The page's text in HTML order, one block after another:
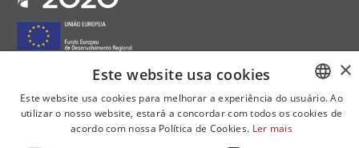
Siga-nos nas redes sociais: PORTUGUESE
×
Este website usa cookies
Este website usa cookies para melhorar a experiência do usuário. Ao
utilizar o nosso website, estará a concordar com todos os cookies de
acordo com nossa Política de Cookies. Ler mais